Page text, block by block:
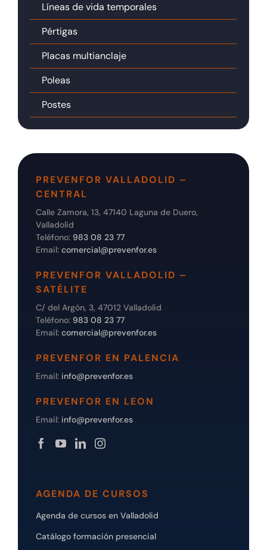
Líneas de vida temporales
Pértigas
Placas multianclaje
Poleas
Postes
PREVENFOR VALLADOLID –
CENTRAL
Calle Zamora, 13, 47140 Laguna de Duero,
Valladolid
Teléfono: 983 08 23 77
Email: comercial@prevenfor.es
PREVENFOR VALLADOLID –
SATÉLITE
C/ del Argón, 3, 47012 Valladolid
Teléfono: 983 08 23 77
Email: comercial@prevenfor.es
PREVENFOR EN PALENCIA
Email: info@prevenfor.es
PREVENFOR EN LEON
Email: info@prevenfor.es
AGENDA DE CURSOS
Agenda de cursos en Valladolid
Catálogo formación presencial